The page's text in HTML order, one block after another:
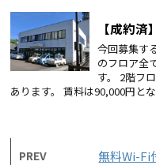
【成約
今回募集す
のフロア全
す。 2階フ
あります。 賃料は90,000円と
PREV
無料Wi-Fi